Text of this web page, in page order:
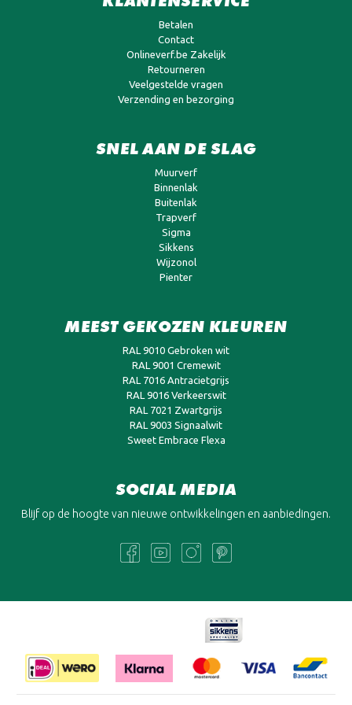
Betalen
Contact
Onlineverf.be Zakelijk
Retourneren
Veelgestelde vragen
Verzending en bezorging
SNEL AAN DE SLAG
Muurverf
Binnenlak
Buitenlak
Trapverf
Sigma
Sikkens
Wijzonol
Pienter
MEEST GEKOZEN KLEUREN
RAL 9010 Gebroken wit
RAL 9001 Cremewit
RAL 7016 Antracietgrijs
RAL 9016 Verkeerswit
RAL 7021 Zwartgrijs
RAL 9003 Signaalwit
Sweet Embrace Flexa
SOCIAL MEDIA
Blijf op de hoogte van nieuwe ontwikkelingen en aanbiedingen.